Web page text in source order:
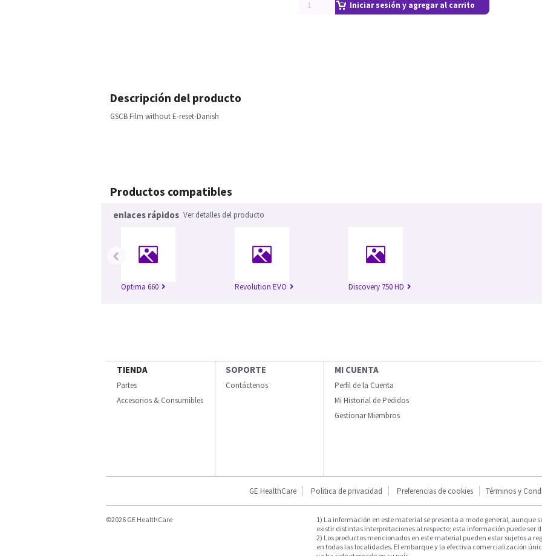
Iniciar sesión y agregar al carrito
Descripción del producto
GSCB Film without E-reset-Danish
Productos compatibles
enlaces rápidos Ver detalles del producto
Optima 660 Revolution EVO Discovery 750 HD
‹
TIENDA
Partes
Accesorios & Consumibles
SOPORTE
Contáctenos
MI CUENTA
Perfil de la Cuenta
Mi Historial de Pedidos
Gestionar Miembros
GE HealthCare Politica de privacidad Preferencias de cookies Términos y
©2026 GE HealthCare
1) La información en este material se presenta a modo general, aunque
existir distintas interpretaciones al respecto; esta información puede ser
2) Los productos mencionados en este material pueden estar sujetos a
en todas las localidades. El embarque y la efectiva comercialización